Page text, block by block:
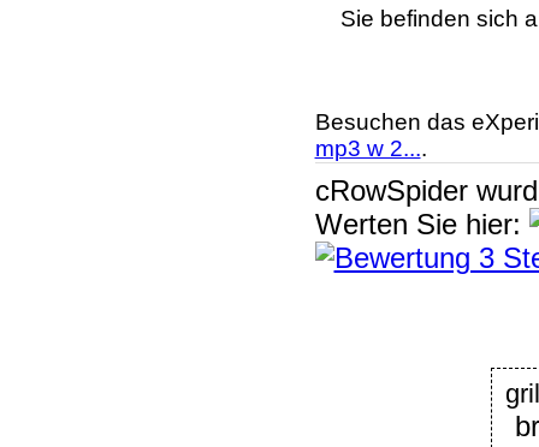
Sie befinden sich
Besuchen das
mp3 w 2....
cRowSpider
Werten Sie hier: